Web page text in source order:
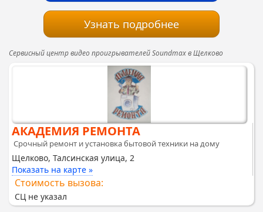
Узнать подробнее
Сервисный центр видео проигрывателей Soundmax в Щелково
АКАДЕМИЯ РЕМОНТА
Срочный ремонт и установка бытовой техники на дому
Щелково, Талсинская улица, 2
Показать на карте »
Стоимость вызова:
СЦ не указал